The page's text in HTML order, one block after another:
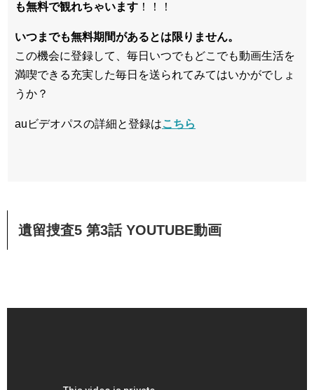
も無料で観れちゃいます ！！！
いつまでも無料期間があるとは限りません。
この機会に登録して、毎日いつでもどこでも動画生活を
満喫できる充実した毎日を送られてみてはいかがでしょ
うか？
auビデオパスの詳細と登録はこちら
遺留捜査5 第3話 YOUTUBE動画